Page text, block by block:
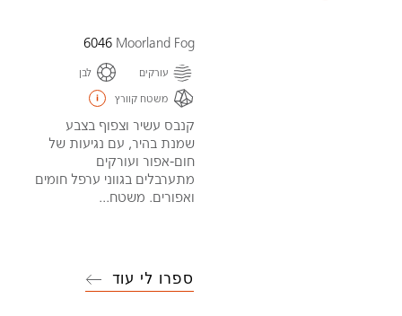
6046 Moorland Fog
עורקים
לבן
משטח קוורץ
קנבס עשיר וצפוף בצבע
שמנת בהיר, עם נגיעות של
חום-אפור ועורקים
מתערבלים בגווני ערפל חומים
ואפורים. משטח...
ספרו לי עוד